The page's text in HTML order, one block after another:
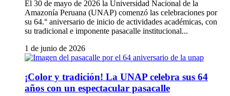
El 30 de mayo de 2026 la Universidad Nacional de la
Amazonía Peruana (UNAP) comenzó las celebraciones por
su 64.° aniversario de inicio de actividades académicas, con
su tradicional e imponente pasacalle institucional...
1 de junio de 2026
¡Color y tradición! La UNAP celebra sus 64
años con un espectacular pasacalle